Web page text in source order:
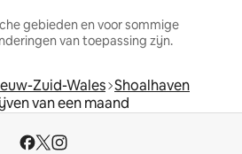
gebieden en voor sommige
van toepassing zijn.
Zuid-Wales Shoalhaven
van een maand